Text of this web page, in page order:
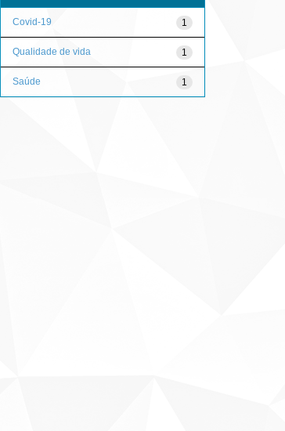
1
Covid-19
1
Qualidade de vida
1
Saúde